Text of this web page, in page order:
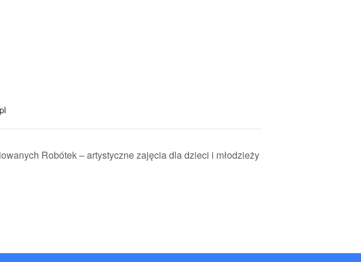
Robótek – artystyczne zajęcia dla dzieci i młodzieży